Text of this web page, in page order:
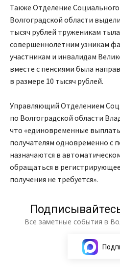
Также Отделение
Волгоградской области
тысяч рублей труженикам
совершеннолетним узникам
участникам и инвалидам
вместе с пенсиями была
в размере 10 тысяч рублей.
Управляющий Отделением
по Волгоградской области
что «единовременные
получателям одновременно с
назначаются в
обращаться в
получения не требуется».
Все заметные события в